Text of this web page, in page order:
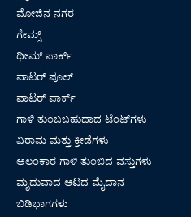
ಮೋಜಿನ ನಗರ
ಗೇಮ್ಸ್
ಥೀಮ್ ಪಾರ್ಕ್
ವಾಟರ್ ಪೂಲ್
ವಾಟರ್ ಪಾರ್ಕ್
ಗಾಳಿ ತುಂಬಬಹುದಾದ ಟೆಂಟ್‌ಗಳು
ವಿರಾಮ ಮತ್ತು ಕ್ರೀಡೆಗಳು
ಅಲಂಕಾರ ಗಾಳಿ ತುಂಬಿದ ವಸ್ತುಗಳು
ಮೃದುವಾದ ಆಟದ ಮೈದಾನ
ಬಿಡಿಭಾಗಗಳು